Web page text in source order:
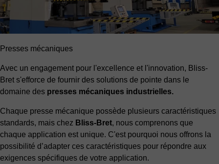
Presses mécaniques
Avec un engagement pour l'excellence et l'innovation, Bliss-
Bret s'efforce de fournir des solutions de pointe dans le
domaine des presses mécaniques industrielles.
Chaque presse mécanique possède plusieurs caractéristiques
standards, mais chez Bliss-Bret, nous comprenons que
chaque application est unique. C'est pourquoi nous offrons la
possibilité d’adapter ces caractéristiques pour répondre aux
exigences spécifiques de votre application.